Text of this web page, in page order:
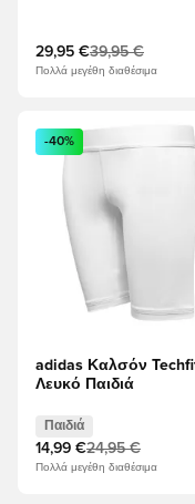
29,95 €39,95 €
Πολλά μεγέθη διαθέσιμα
Ανοίγει ένα Modal
-40%
adidas Καλσόν
Λευκό Παιδιά
Παιδιά
14,99 €24,95 €
Πολλά μεγέθη διαθέσιμα